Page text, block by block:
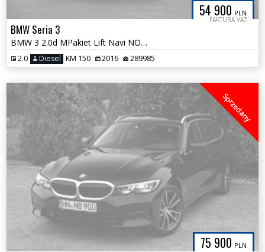
54 900 PLN
FAKTURA VAT
BMW Seria 3
BMW 3 2.0d MPakiet Lift Navi NOWY ROZRZĄD Alcantara Bezwypadek VAT23
2.0 Diesel KM 150 2016 289985
75 900 PLN
Sprzedany